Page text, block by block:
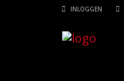
INLOGGEN